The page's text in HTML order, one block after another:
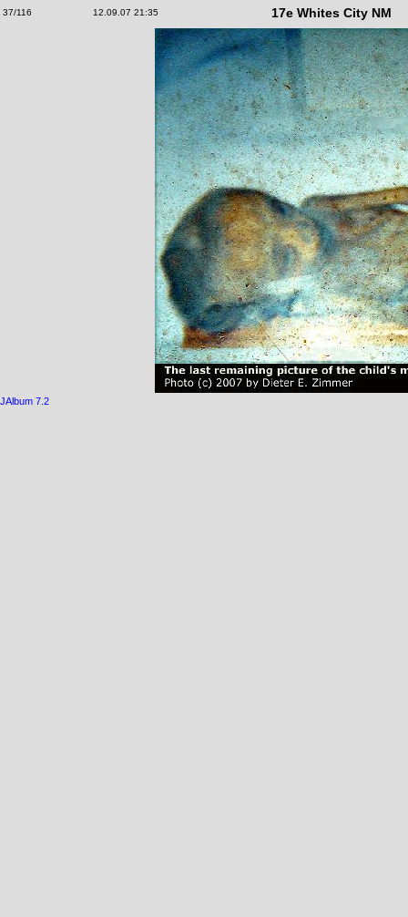
37/116 12.09.07 21:35 17e Whites City NM
JAlbum 7.2